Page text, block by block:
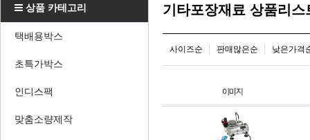
상품 카테고리
택배용박스
초특가박스
인디스팩
맞춤소량제작
기타포장재료 상품리스
사이즈순 판매많은순 낮은가격